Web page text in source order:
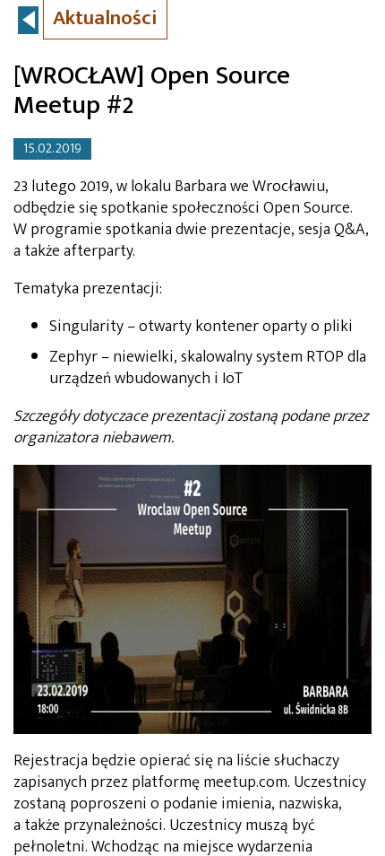
Aktualności
[WROCŁAW] Open Source
Meetup #2
15.02.2019
23 lutego 2019, w lokalu Barbara we Wrocławiu,
odbędzie się spotkanie społeczności Open Source.
W programie spotkania dwie prezentacje, sesja Q&A,
a także afterparty.
Tematyka prezentacji:
Singularity – otwarty kontener oparty o pliki
Zephyr – niewielki, skalowalny system RTOP dla
urządzeń wbudowanych i IoT
Szczegóły dotyczace prezentacji zostaną podane przez
organizatora niebawem.
Rejestracja będzie opierać się na liście słuchaczy
zapisanych przez platformę meetup.com. Uczestnicy
zostaną poproszeni o podanie imienia, nazwiska,
a także przynależności. Uczestnicy muszą być
pełnoletni. Wchodząc na miejsce wydarzenia